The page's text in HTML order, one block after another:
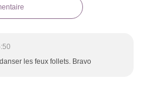
les feux follets. Bravo